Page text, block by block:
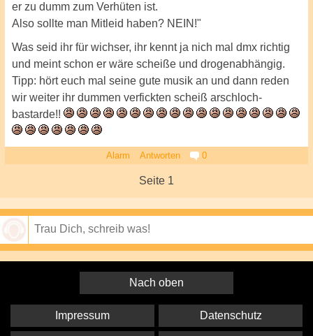
er zu dumm zum Verhüten ist.
Also sollte man Mitleid haben? NEIN!"
Was seid ihr für wichser, ihr kennt ja nich mal dmx richtig
und meint schon er wäre scheiße und drogenabhängig.
Tipp: hört euch mal seine gute musik an und dann reden
wir weiter ihr dummen verfickten scheiß arschloch-
bastarde!!
Alarm Antworten 0
Seite 1
Nach oben
Impressum Datenschutz